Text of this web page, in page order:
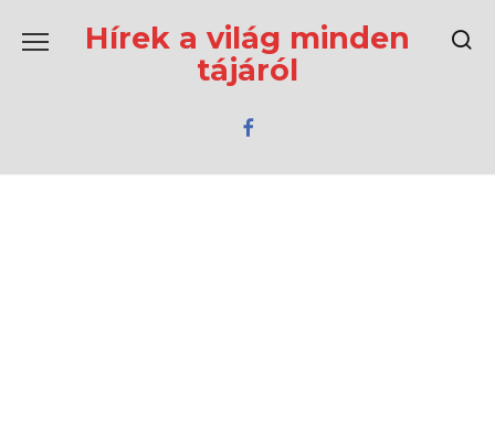
содержаниюHírek a világ minden
tájáról